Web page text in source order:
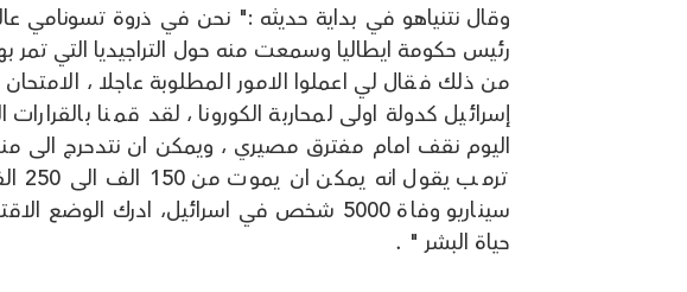
وقال نتنياهو في بداية حديثه :" نحن في ذروة تسونامي
رئيس حكومة ايطاليا وسمعت منه حول التراجيديا التي تمر
من ذلك فقال لي اعملوا الامور المطلوبة عاجلا ،
إسرائيل كدولة اولى لمحاربة الكورونا ، لقد قمنا
اليوم نقف امام مفترق مصيري ، ويمكن ان نتدحرج الى
سيناريو وفاة 5000 شخص في اسرائيل، ادرك
حياة البشر " .